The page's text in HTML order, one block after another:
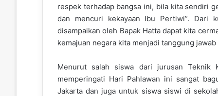
respek terhadap bangsa ini, bila kita sendiri
dan mencuri kekayaan Ibu Pertiwi”. Dari
disampaikan oleh Bapak Hatta dapat kita
kemajuan negara kita menjadi tanggung
Menurut salah siswa dari jurusan Teknik
memperingati Hari Pahlawan ini sangat
Jakarta dan juga untuk siswa siswi di